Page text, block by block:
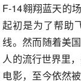
F-14翱翔蓝天的
起初是为了帮助
线。然而随着美
人的流行世界里
电影，至今依然